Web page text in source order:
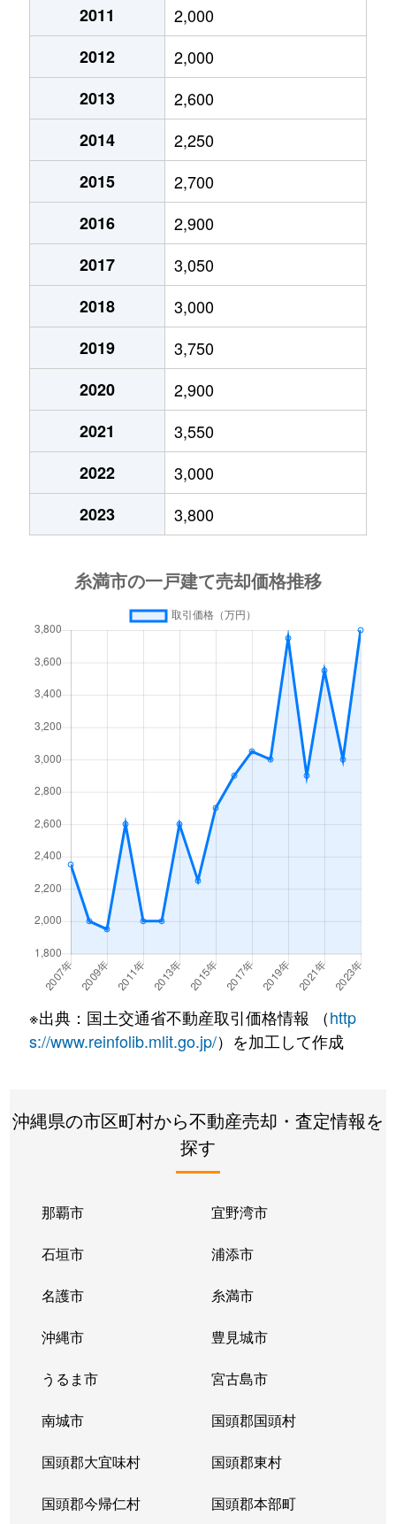
2011
2,000
2012
2,000
2013
2,600
2014
2,250
2015
2,700
2016
2,900
2017
3,050
2018
3,000
2019
3,750
2020
2,900
2021
3,550
2022
3,000
2023
3,800
※出典：国土交通省不動産取引価格情報 （http
s://www.reinfolib.mlit.go.jp/）を加工して作成
沖縄県の市区町村から不動産売却・査定情報を
探す
那覇市 宜野湾市
石垣市 浦添市
名護市 糸満市
沖縄市 豊見城市
うるま市 宮古島市
南城市 国頭郡国頭村
国頭郡大宜味村 国頭郡東村
国頭郡今帰仁村 国頭郡本部町